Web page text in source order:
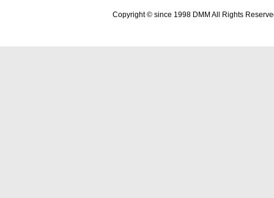
Copyright © since 1998 DMM All Rights